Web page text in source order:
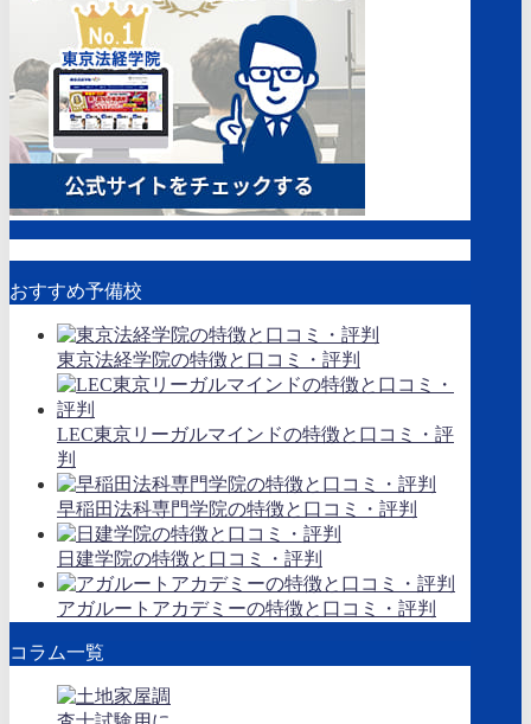
おすすめ予備校
東京法経学院の特徴と口コミ・評判
LEC東京リーガルマインドの特徴と口コミ・評
判
早稲田法科専門学院の特徴と口コミ・評判
日建学院の特徴と口コミ・評判
アガルートアカデミーの特徴と口コミ・評判
コラム一覧